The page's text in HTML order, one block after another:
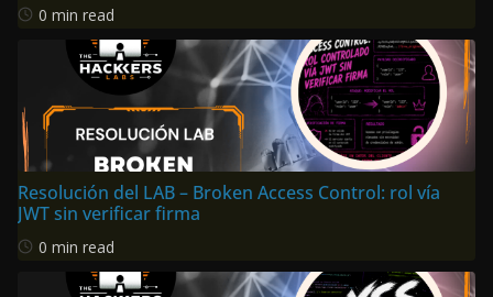
0 min read
Resolución del LAB – Broken Access Control: rol vía
JWT sin verificar firma
0 min read